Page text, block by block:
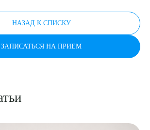
НАЗАД К СПИСКУ
ЗАПИСАТЬСЯ НА ПРИЕМ